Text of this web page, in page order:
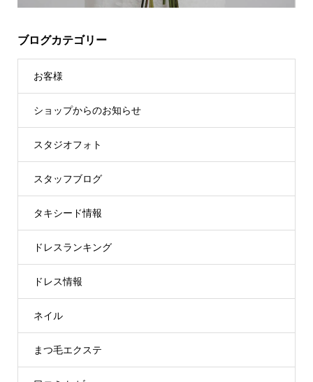
ブログカテゴリー
お客様
ショップからのお知らせ
スタジオフォト
スタッフブログ
タキシード情報
ドレスランキング
ドレス情報
ネイル
まつ毛エクステ